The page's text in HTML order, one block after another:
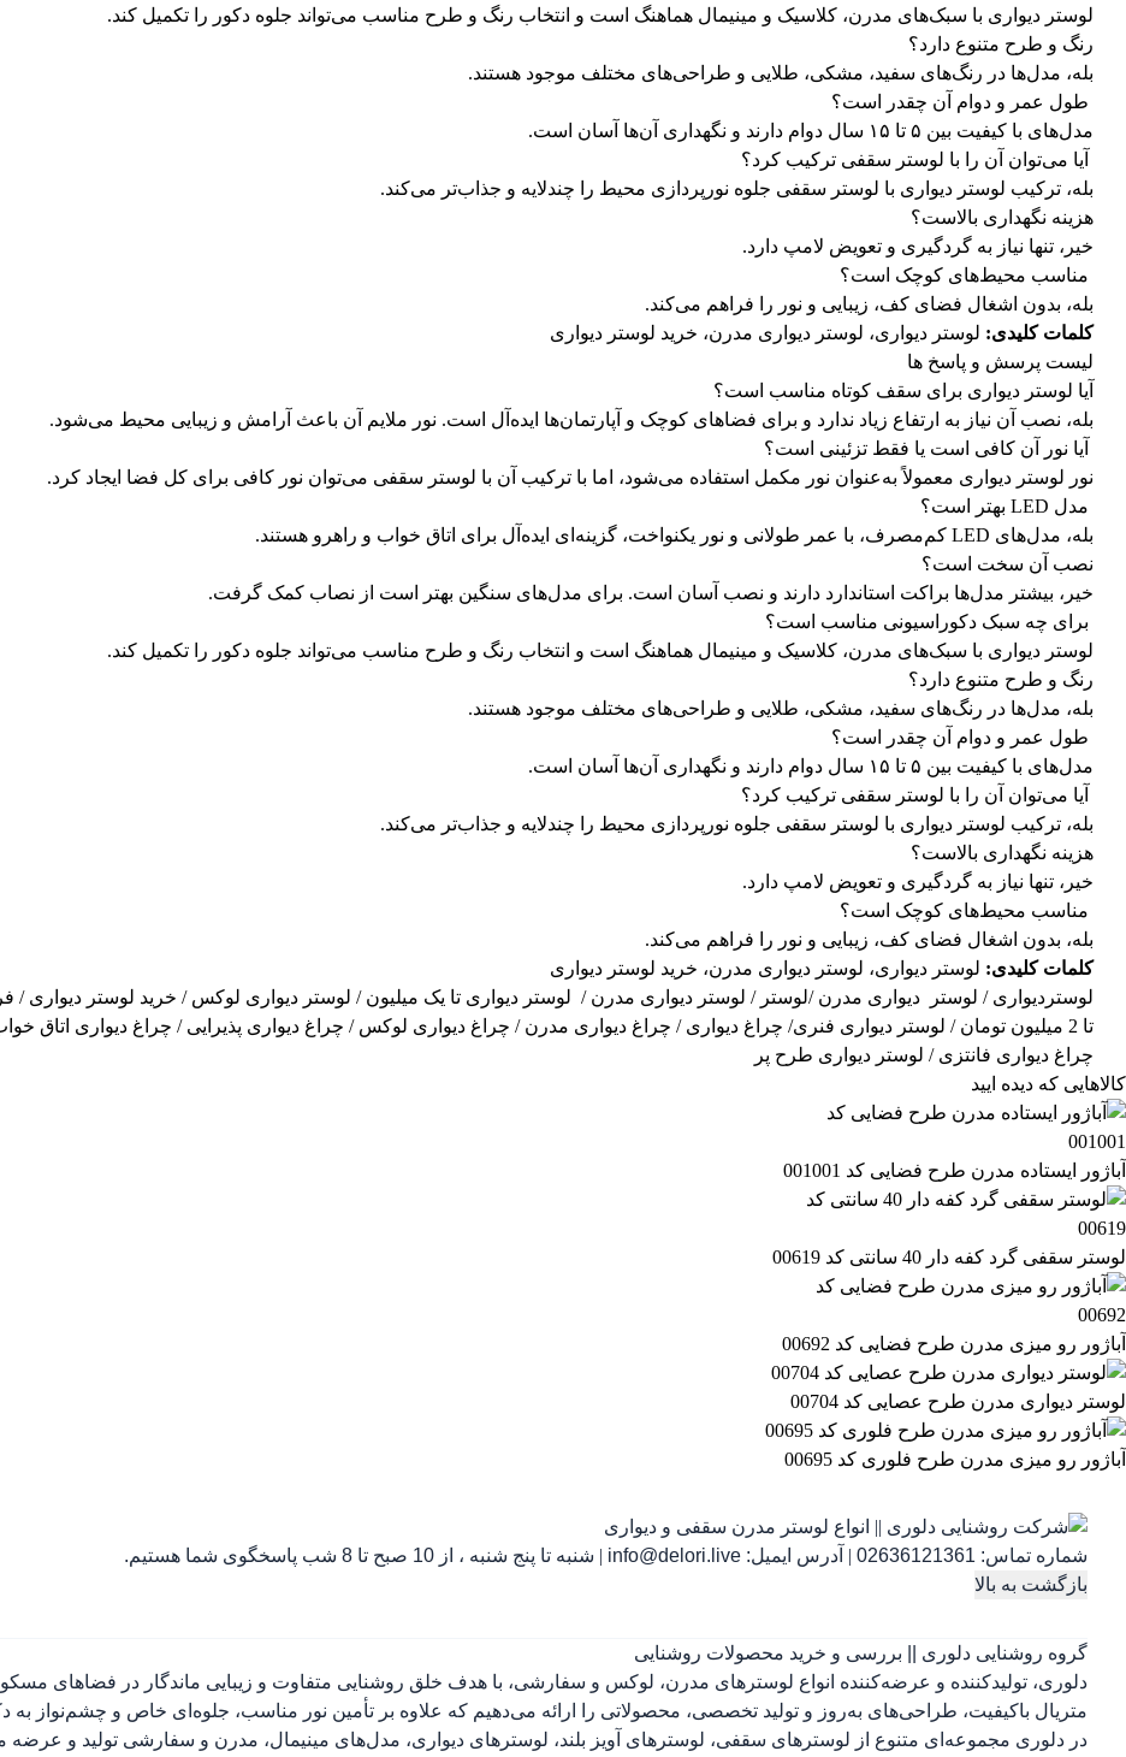
لوستر دیواری با سبک‌های مدرن، کلاسیک و مینیمال هماهنگ است و انتخاب رنگ و طرح مناسب می‌تواند جلوه دکور را تکمیل کند.
رنگ و طرح متنوع دارد؟
بله، مدل‌ها در رنگ‌های سفید، مشکی، طلایی و طراحی‌های مختلف موجود هستند.
طول عمر و دوام آن چقدر است؟
مدل‌های با کیفیت بین ۵ تا ۱۵ سال دوام دارند و نگهداری آن‌ها آسان است.
آیا می‌توان آن را با لوستر سقفی ترکیب کرد؟
بله، ترکیب لوستر دیواری با لوستر سقفی جلوه نورپردازی محیط را چندلایه و جذاب‌تر می‌کند.
هزینه نگهداری بالاست؟
خیر، تنها نیاز به گردگیری و تعویض لامپ دارد.
مناسب محیط‌های کوچک است؟
بله، بدون اشغال فضای کف، زیبایی و نور را فراهم می‌کند.
کلمات کلیدی: لوستر دیواری، لوستر دیواری مدرن، خرید لوستر دیواری
لیست پرسش و پاسخ ها
آیا لوستر دیواری برای سقف کوتاه مناسب است؟
بله، نصب آن نیاز به ارتفاع زیاد ندارد و برای فضاهای کوچک و آپارتمان‌ها ایده‌آل است. نور ملایم آن باعث آرامش و زیبایی محیط می‌شود.
آیا نور آن کافی است یا فقط تزئینی است؟
نور لوستر دیواری معمولاً به‌عنوان نور مکمل استفاده می‌شود، اما با ترکیب آن با لوستر سقفی می‌توان نور کافی برای کل فضا ایجاد کرد.
مدل LED بهتر است؟
بله، مدل‌های LED کم‌مصرف، با عمر طولانی و نور یکنواخت، گزینه‌ای ایده‌آل برای اتاق خواب و راهرو هستند.
نصب آن سخت است؟
خیر، بیشتر مدل‌ها براکت استاندارد دارند و نصب آسان است. برای مدل‌های سنگین بهتر است از نصاب کمک گرفت.
برای چه سبک دکوراسیونی مناسب است؟
لوستر دیواری با سبک‌های مدرن، کلاسیک و مینیمال هماهنگ است و انتخاب رنگ و طرح مناسب می‌تواند جلوه دکور را تکمیل کند.
رنگ و طرح متنوع دارد؟
بله، مدل‌ها در رنگ‌های سفید، مشکی، طلایی و طراحی‌های مختلف موجود هستند.
طول عمر و دوام آن چقدر است؟
مدل‌های با کیفیت بین ۵ تا ۱۵ سال دوام دارند و نگهداری آن‌ها آسان است.
آیا می‌توان آن را با لوستر سقفی ترکیب کرد؟
بله، ترکیب لوستر دیواری با لوستر سقفی جلوه نورپردازی محیط را چندلایه و جذاب‌تر می‌کند.
هزینه نگهداری بالاست؟
خیر، تنها نیاز به گردگیری و تعویض لامپ دارد.
مناسب محیط‌های کوچک است؟
بله، بدون اشغال فضای کف، زیبایی و نور را فراهم می‌کند.
کلمات کلیدی: لوستر دیواری، لوستر دیواری مدرن، خرید لوستر دیواری
لوستردیواری / لوستر دیواری مدرن /لوستر / لوستر دیواری مدرن / لوستر دیواری تا یک میلیون / لوستر دیواری لوکس / خرید لوستر دیواری /
تا 2 میلیون تومان
/ لوستر دیواری فنری/ چراغ دیواری /چراغ دیواری مدرن / چراغ دیواری لوکس / چراغ دیواری پذیرایی / چراغ دیواری اتاق
چراغ دیواری فانتزی / لوستر دیواری طرح پر
کالاهایی که دیده ایید
آباژور ایستاده مدرن طرح فضایی کد 001001
لوستر سقفی گرد کفه دار 40 سانتی کد 00619
آباژور رو میزی مدرن طرح فضایی کد 00692
لوستر دیواری مدرن طرح عصایی کد 00704
آباژور رو میزی مدرن طرح فلوری کد 00695
شماره تماس: 02636121361
| آدرس ایمیل: info@delori.live
| شنبه تا پنج شنبه ، از 10 صبح تا 8 شب پاسخگوی شما هستیم.
بازگشت به بالا
گروه روشنایی دلوری || بررسی و خرید محصولات روشنایی
دلوری، تولیدکننده و عرضه‌کننده انواع لوسترهای مدرن، لوکس و سفارشی، با هدف خلق روشنایی متفاوت و زیبایی ماندگار در فضاهای
متریال باکیفیت، طراحی‌های به‌روز و تولید تخصصی، محصولاتی را ارائه می‌دهیم که علاوه بر تأمین نور مناسب، جلوه‌ای خاص و چشم‌نواز
در دلوری مجموعه‌ای متنوع از لوسترهای سقفی، لوسترهای آویز بلند، لوسترهای دیواری، مدل‌های مینیمال، مدرن و سفارشی تولید و